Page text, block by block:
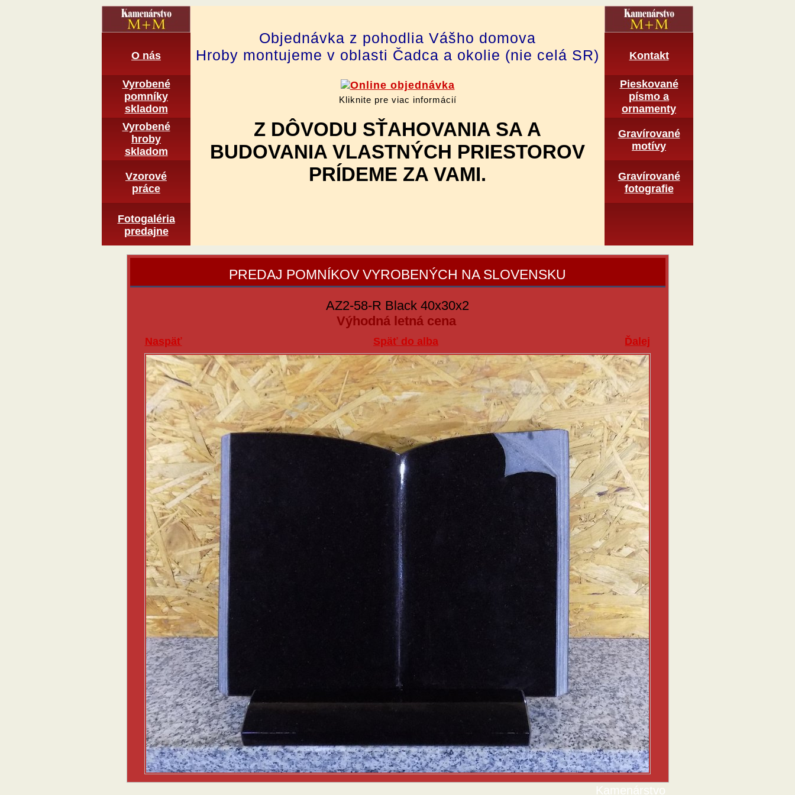
O nás
Vyrobené
pomní­ky
skladom
Vyrobené
hroby
skladom
Vzorové
práce
Fotogaléria
predajne
Objednávka z pohodlia Vášho domova
Hroby montujeme v oblasti Čadca a okolie (nie celá SR)
Kliknite pre viac informácií
Z DÔVODU SŤAHOVANIA SA A
BUDOVANIA VLASTNÝCH PRIESTOROV
PRÍDEME ZA VAMI.
Kontakt
Pieskované
pí­smo a
ornamenty
Gravírované
motí­vy
Graví­rované
fotografie
PREDAJ POMNÍKOV VYROBENÝCH NA SLOVENSKU
AZ2-58-R Black 40x30x2
Výhodná letná cena
Naspäť Späť do alba Ďalej
Kamenárstvo